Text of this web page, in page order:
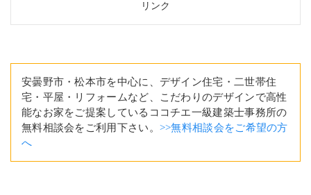
リンク
安曇野市・松本市を中心に、デザイン住宅・二世帯住
宅・平屋・リフォームなど、こだわりのデザインで高性
能なお家をご提案しているココチエ一級建築士事務所の
無料相談会をご利用下さい。 >>無料相談会をご希望の方
へ